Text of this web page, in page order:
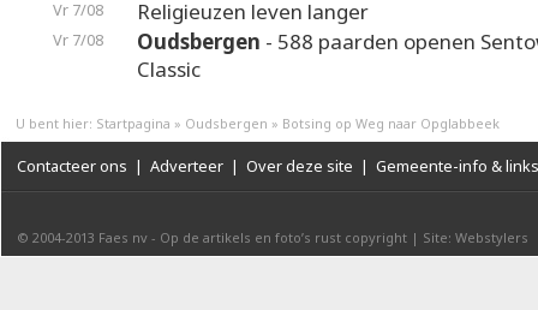
Vr 7/08 Religieuzen leven langer
Vr 7/08 Oudsbergen - 588 paarden openen
Classic
U bent hier: Startpagina » Oudsbergen » Botsing op Weg naar Opglabbeek
Contacteer ons | Adverteer | Over deze site | Gemeente-info & links
© 2004-2013 Faes nv - Op de artikels en foto’s rust copyright | Site: Webstylers